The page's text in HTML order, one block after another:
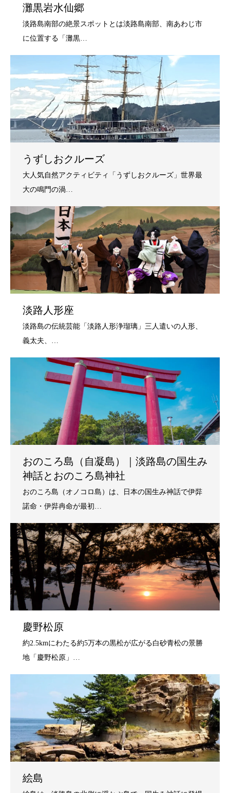
灘黒岩水仙郷
うずしおクルーズ
淡路人形座
おのころ島（自凝島）｜淡路島の国生み
神話とおのころ島神社
慶野松原
絵島